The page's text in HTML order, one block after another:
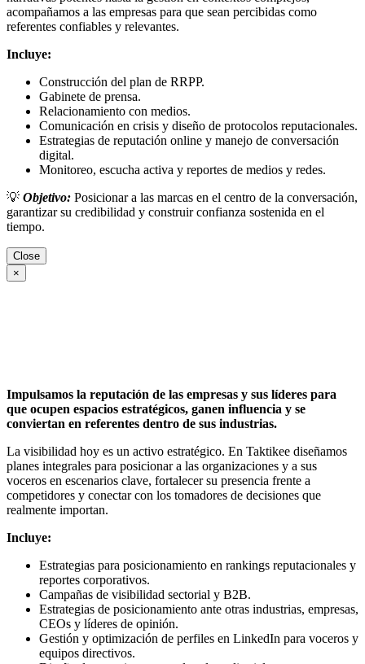
acompañamos a las empresas para que sean percibidas como
referentes confiables y relevantes.
Incluye:
Construcción del plan de RRPP.
Gabinete de prensa.
Relacionamiento con medios.
Comunicación en crisis y diseño de protocolos reputacionales.
Estrategias de reputación online y manejo de conversación
digital.
Monitoreo, escucha activa y reportes de medios y redes.
💡 Objetivo: Posicionar a las marcas en el centro de la conversación,
garantizar su credibilidad y construir confianza sostenida en el
tiempo.
Close
×
Impulsamos la reputación de las empresas y sus líderes para
que ocupen espacios estratégicos, ganen influencia y se
conviertan en referentes dentro de sus industrias.
La visibilidad hoy es un activo estratégico. En Taktikee diseñamos
planes integrales para posicionar a las organizaciones y a sus
voceros en escenarios clave, fortalecer su presencia frente a
competidores y conectar con los tomadores de decisiones que
realmente importan.
Incluye:
Estrategias para posicionamiento en rankings reputacionales y
reportes corporativos.
Campañas de visibilidad sectorial y B2B.
Estrategias de posicionamiento ante otras industrias, empresas,
CEOs y líderes de opinión.
Gestión y optimización de perfiles en LinkedIn para voceros y
equipos directivos.